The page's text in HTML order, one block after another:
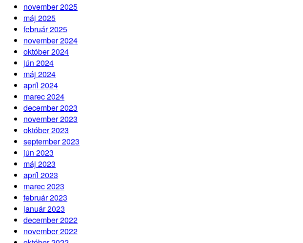
november 2025
máj 2025
február 2025
november 2024
október 2024
jún 2024
máj 2024
apríl 2024
marec 2024
december 2023
november 2023
október 2023
september 2023
jún 2023
máj 2023
apríl 2023
marec 2023
február 2023
január 2023
december 2022
november 2022